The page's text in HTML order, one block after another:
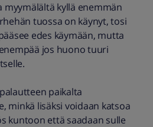
kyllä enemmän
tuossa on käynyt, tosi
edes käymään, mutta
jos huono tuuri
paikalta
minkä lisäksi voidaan katsoa
kuntoon että saadaan sulle